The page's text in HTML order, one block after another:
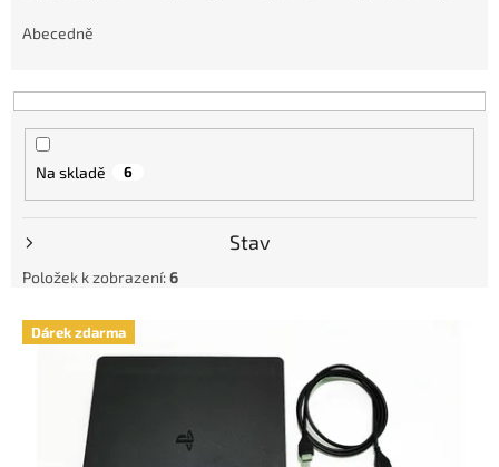
p
Abecedně
Na skladě 6
Stav
Položek k zobrazení:6
V Dárek zdarma